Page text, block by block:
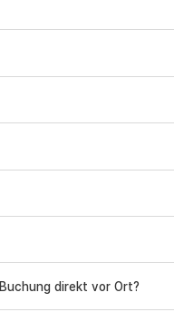
direkt vor Ort?